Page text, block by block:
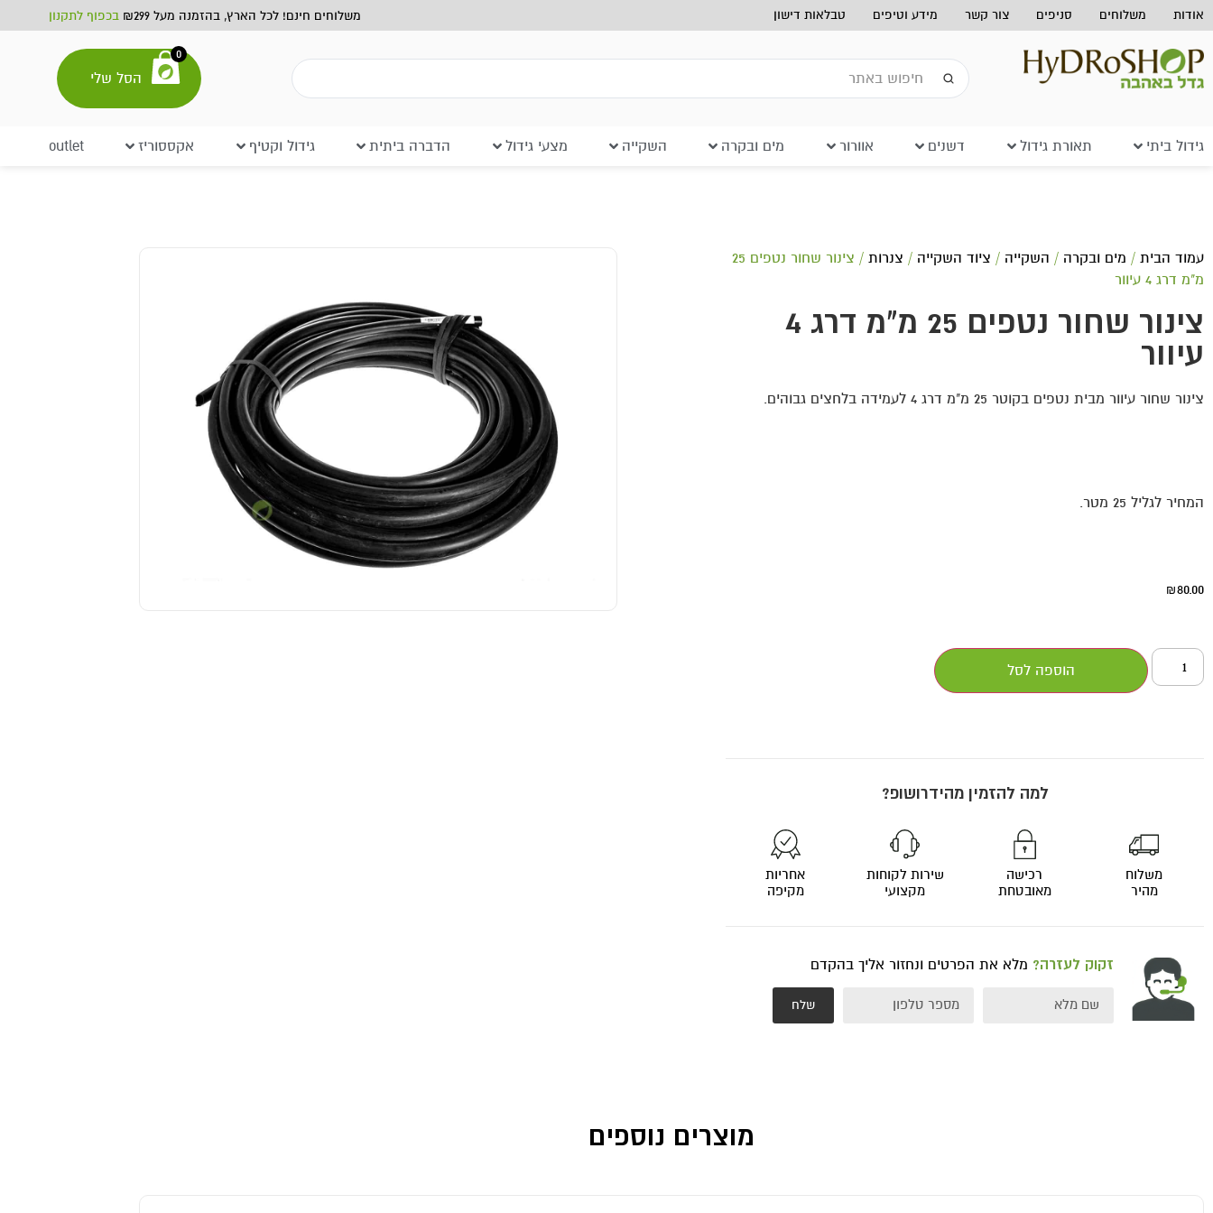
אודות משלוחים סניפים צור קשר מידע וטיפים טבלאות דישון משלוחים חינם! לכל הארץ, בהזמנה מעל ₪299 בכפוף לתקנון
0
הסל שלי
גידול ביתי תאורת גידול דשנים אוורור מים ובקרה השקייה מצעי גידול הדברה ביתית גידול וקטיף אקססוריז outlet
עמוד הבית / מים ובקרה / השקייה / ציוד השקייה / צנרות
/ צינור שחור נטפים 25
מ"מ דרג 4 עיוור
צינור שחור נטפים 25 מ"מ דרג 4
עיוור
צינור שחור עיוור מבית נטפים בקוטר 25 מ"מ דרג 4 לעמידה בלחצים גבוהים.
המחיר לגליל 25 מטר.
₪80.00
הוספה לסל
למה להזמין מהידרושופ?
משלוח
מהיר
רכישה
מאובטחת
שירות לקוחות
מקצועי
אחריות
מקיפה
זקוק לעזרה? מלא את הפרטים ונחזור אליך בהקדם
שלח
מוצרים נוספים